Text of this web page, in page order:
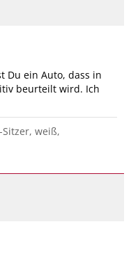
Du ein Auto, dass in
beurteilt wird. Ich
weiß,